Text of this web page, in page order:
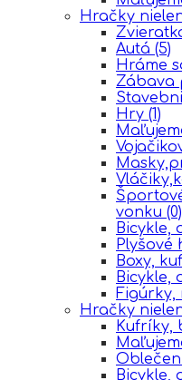
Hračky
Autá (5)
Hráme
Zábava
Hry (1)
vonku (0)
Bicykle,
Plyšové
Boxy,
Bicykle,
Hračky
Kufríky,
Bicykle,